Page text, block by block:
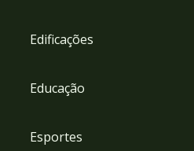
Edificações
Educação
Esportes